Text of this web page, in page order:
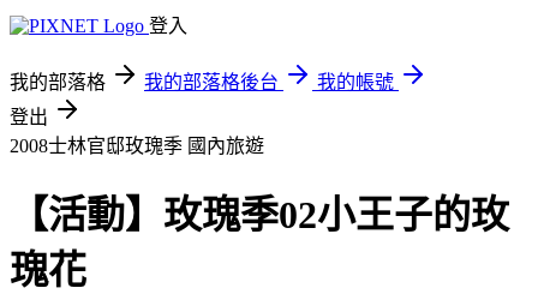
登入
我的部落格 我的部落格後台
我的帳號
登出
2008士林官邸玫瑰季 國內旅遊
【活動】玫瑰季02小王子的玫
瑰花